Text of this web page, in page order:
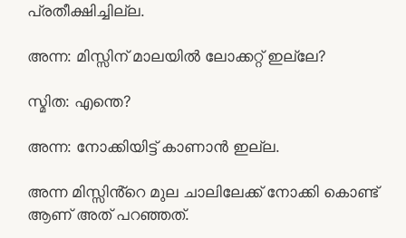
പ്രതീക്ഷിച്ചില്ല.
അന്ന: മിസ്സിന് മാലയിൽ ലോക്കറ്റ് ഇല്ലേ?
സ്മിത: എന്തെ?
അന്ന: നോക്കിയിട്ട് കാണാൻ ഇല്ല.
അന്ന മിസ്സിൻ്റെ മുല ചാലിലേക്ക് നോക്കി കൊണ്ട്
ആണ് അത് പറഞ്ഞത്.